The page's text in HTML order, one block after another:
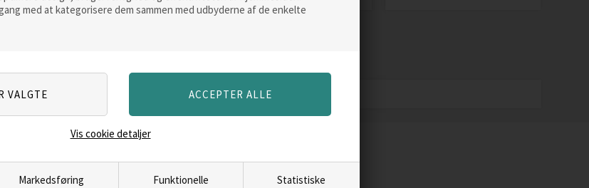
med at kategorisere dem sammen med udbyderne af de enkelte
Markedsføring Funktionelle Statistiske
Vis cookie detaljer